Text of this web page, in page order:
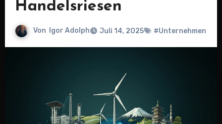
Handelsriesen
Von Igor Adolph Juli 14, 2025 #Unternehmen